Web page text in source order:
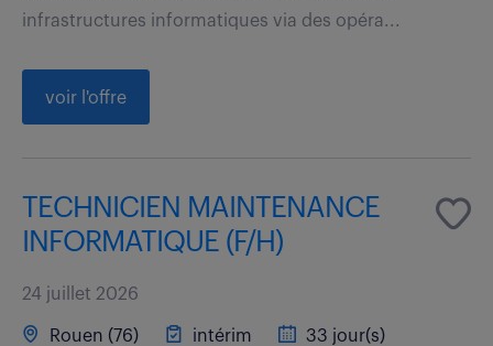
infrastructures informatiques via des opéra...
voir l'offre
TECHNICIEN MAINTENANCE
INFORMATIQUE (F/H)
24 juillet 2026
Rouen (76) intérim
33 jour(s)